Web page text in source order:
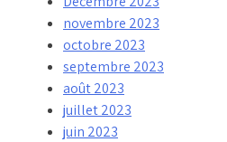
novembre 2023
octobre 2023
septembre 2023
août 2023
juillet 2023
juin 2023